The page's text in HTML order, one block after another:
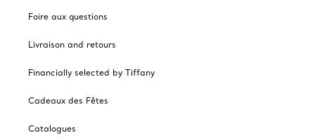
Foire aux questions
Livraison and retours
Financially selected by Tiffany
Cadeaux des Fêtes
Catalogues